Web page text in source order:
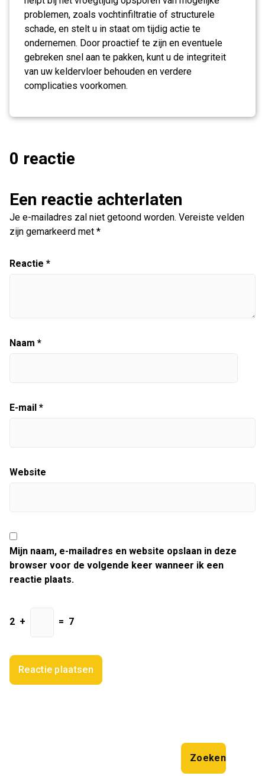
problemen, zoals vochtinfiltratie of structurele
schade, en stelt u in staat om tijdig actie te
ondernemen. Door proactief te zijn en eventuele
gebreken snel aan te pakken, kunt u de integriteit
van uw keldervloer behouden en verdere
complicaties voorkomen.
0 reactie
Een reactie achterlaten
Je e-mailadres zal niet getoond worden. Vereiste velden
zijn gemarkeerd met *
Reactie *
Naam *
E-mail *
Website
Mijn naam, e-mailadres en website opslaan in deze
browser voor de volgende keer wanneer ik een
reactie plaats.
2 + = 7
Zoeken